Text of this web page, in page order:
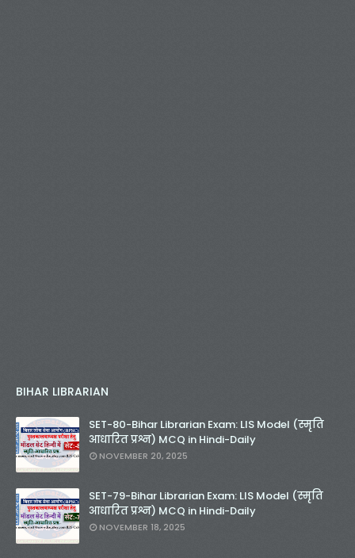
BIHAR LIBRARIAN
SET-80-Bihar Librarian Exam: LIS Model (स्मृति
आधारित प्रश्न) MCQ in Hindi-Daily
NOVEMBER 20, 2025
SET-79-Bihar Librarian Exam: LIS Model (स्मृति
आधारित प्रश्न) MCQ in Hindi-Daily
NOVEMBER 18, 2025